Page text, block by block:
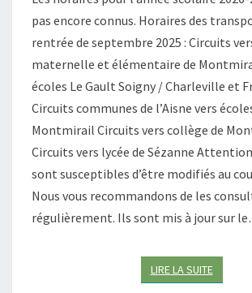
L
E
T
–
Û
T
2
0
6
E
S
T
R
S
P
O
R
S
S
O
L
pas encore connus. Horaires des
rentrée de septembre 2025 : Circuits
maternelle et élémentaire de
écoles Le Gault Soigny / Charleville et
Circuits communes de l’Aisne vers
Montmirail Circuits vers collège de
Circuits vers lycée de Sézanne
sont susceptibles d’être modifiés au
Nous vous recommandons de les
régulièrement. Ils sont mis à jour sur
LIRE LA SUITELIRE LA